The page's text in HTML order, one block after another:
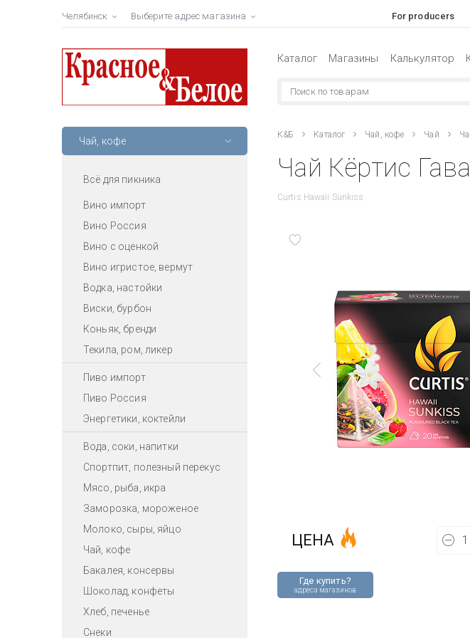
Челябинск Выберите адрес магазина For producers
Каталог Магазины Калькулятор
Чай, кофе
Всё для пикника
Вино импорт
Вино Россия
Вино с оценкой
Вино игристое, вермут
Водка, настойки
Виски, бурбон
Коньяк, бренди
Текила, ром, ликер
Пиво импорт
Пиво Россия
Энергетики, коктейли
Вода, соки, напитки
Спортпит, полезный перекус
Мясо, рыба, икра
Заморозка, мороженое
Молоко, сыры, яйцо
Чай, кофе
Бакалея, консервы
Шоколад, конфеты
Хлеб, печенье
Снеки
К&Б Каталог Чай, кофе Чай
Чай Кёртис
Curtis Hawaii Sunkiss
Где купить?
адреса магазинов
ЦЕНА